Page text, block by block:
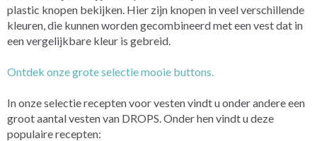
plastic knopen bekijken. Hier zijn knopen in veel verschillende
kleuren, die kunnen worden gecombineerd met een vest dat in
een vergelijkbare kleur is gebreid.
Ontdek onze grote selectie mooie buttons.
In onze selectie recepten voor vesten vindt u onder andere een
groot aantal vesten van DROPS. Onder hen vindt u deze
populaire recepten: